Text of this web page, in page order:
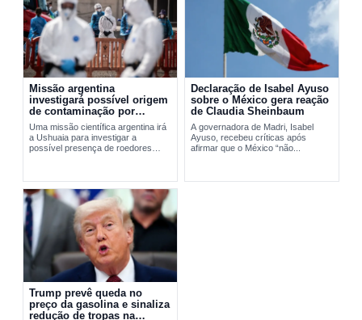
Missão argentina
investigará possível origem
de contaminação por
hantavírus em Ushuaia
Uma missão científica argentina irá
a Ushuaia para investigar a
possível presença de roedores
Declaração de Isabel Ayuso
sobre o México gera reação
de Claudia Sheinbaum
A governadora de Madri, Isabel
Ayuso, recebeu críticas após
afirmar que o México “não...
Trump prevê queda no
preço da gasolina e sinaliza
redução de tropas na